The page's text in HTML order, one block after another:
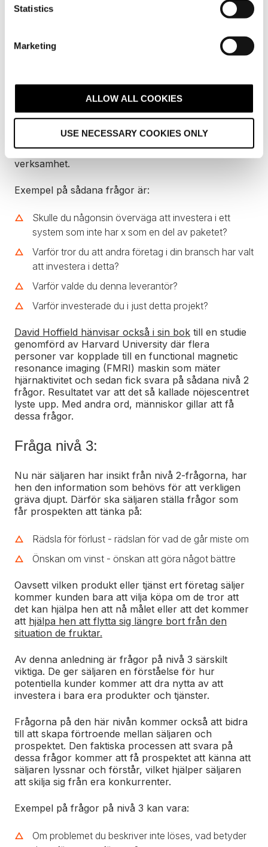
Statistics
Marketing
ALLOW ALL COOKIES
USE NECESSARY COOKIES ONLY
Utvärdera
En Stanford-studie visar att dessa typer av frågor,
större sammanhang.
Dessa frågor är riktigt bra i försäljningsprocessen
eftersom de bygger förtroende och får kunden lita
på de råd säljaren ger med eftersom hen får dem att
tänka på hur sakerna fungerar internt i deras
verksamhet.
Exempel på sådana frågor är:
Skulle du någonsin överväga att investera i ett
system som inte har x som en del av paketet?
Varför tror du att andra företag i din bransch har valt
att investera i detta?
Varför valde du denna leverantör?
Varför investerade du i just detta projekt?
David Hoffield hänvisar också i sin bok till en studie
genomförd av Harvard University där flera
personer var kopplade till en functional magnetic
resonance imaging (FMRI) maskin som mäter
hjärnaktivitet och sedan fick svara på sådana nivå 2
frågor. Resultatet var att det så kallade nöjescentret
lyste upp. Med andra ord, människor gillar att få
dessa frågor.
Fråga nivå 3:
Nu när säljaren har insikt från nivå 2-frågorna, har
hen den information som behövs för att verkligen
gräva djupt. Därför ska säljaren ställa frågor som
får prospekten att tänka på:
Rädsla för förlust - rädslan för vad de går miste om
Önskan om vinst - önskan att göra något bättre
Oavsett vilken produkt eller tjänst ert företag säljer
kommer kunden bara att vilja köpa om de tror att
det kan hjälpa hen att nå målet eller att det kommer
att hjälpa hen att flytta sig längre bort från den
situation de fruktar.
Av denna anledning är frågor på nivå 3 särskilt
viktiga. De ger säljaren en förståelse för hur
potentiella kunder kommer att dra nytta av att
investera i bara era produkter och tjänster.
Frågorna på den här nivån kommer också att bidra
till att skapa förtroende mellan säljaren och
prospektet. Den faktiska processen att svara på
dessa frågor kommer att få prospektet att känna att
säljaren lyssnar och förstår, vilket hjälper säljaren
att skilja sig från era konkurrenter.
Exempel på frågor på nivå 3 kan vara:
Om problemet du beskriver inte löses, vad betyder